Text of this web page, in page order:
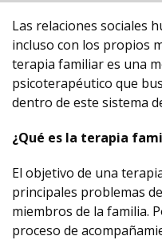
Las relaciones sociales
incluso con los propios
terapia familiar es una
psicoterapéutico que
dentro de este sistema
¿Qué es la terapia
El objetivo de una
principales problemas
miembros de la familia.
proceso de